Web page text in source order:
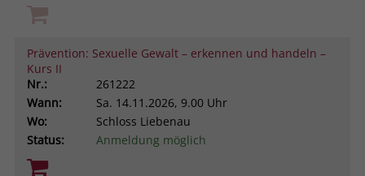
Prävention: Sexuelle Gewalt – erkennen und handeln –
Kurs II
Nr.:
261222
Wann:
Sa. 14.11.2026, 9.00 Uhr
Wo:
Schloss Liebenau
Status:
Anmeldung möglich